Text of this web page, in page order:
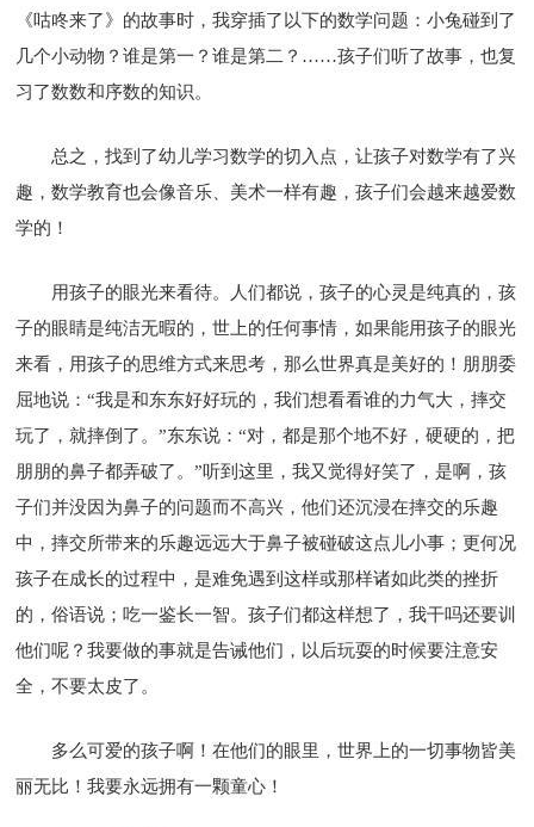
《咕咚来了》的故事时，我穿插了以下的数学问题：小兔碰到了
几个小动物？谁是第一？谁是第二？……孩子们听了故事，也复
习了数数和序数的知识。
总之，找到了幼儿学习数学的切入点，让孩子对数学有了兴
趣，数学教育也会像音乐、美术一样有趣，孩子们会越来越爱数
学的！
用孩子的眼光来看待。人们都说，孩子的心灵是纯真的，孩
子的眼睛是纯洁无暇的，世上的任何事情，如果能用孩子的眼光
来看，用孩子的思维方式来思考，那么世界真是美好的！朋朋委
屈地说：“我是和东东好好玩的，我们想看看谁的力气大，摔交
玩了，就摔倒了。”东东说：“对，都是那个地不好，硬硬的，把
朋朋的鼻子都弄破了。”听到这里，我又觉得好笑了，是啊，孩
子们并没因为鼻子的问题而不高兴，他们还沉浸在摔交的乐趣
中，摔交所带来的乐趣远远大于鼻子被碰破这点儿小事；更何况
孩子在成长的过程中，是难免遇到这样或那样诸如此类的挫折
的，俗语说；吃一鉴长一智。孩子们都这样想了，我干吗还要训
他们呢？我要做的事就是告诫他们，以后玩耍的时候要注意安
全，不要太皮了。
多么可爱的孩子啊！在他们的眼里，世界上的一切事物皆美
丽无比！我要永远拥有一颗童心！